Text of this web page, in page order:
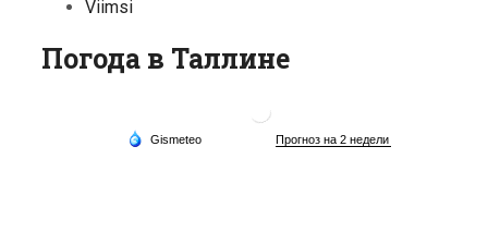
Viimsi
Погода в Таллине